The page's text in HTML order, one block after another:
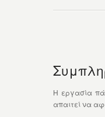
Η εργασία
απαιτεί να